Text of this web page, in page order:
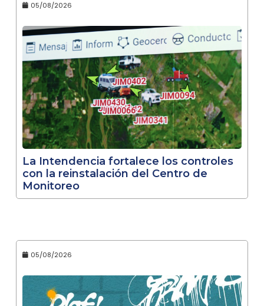
05/08/2026
La Intendencia fortalece los controles
con la reinstalación del Centro de
Monitoreo
05/08/2026